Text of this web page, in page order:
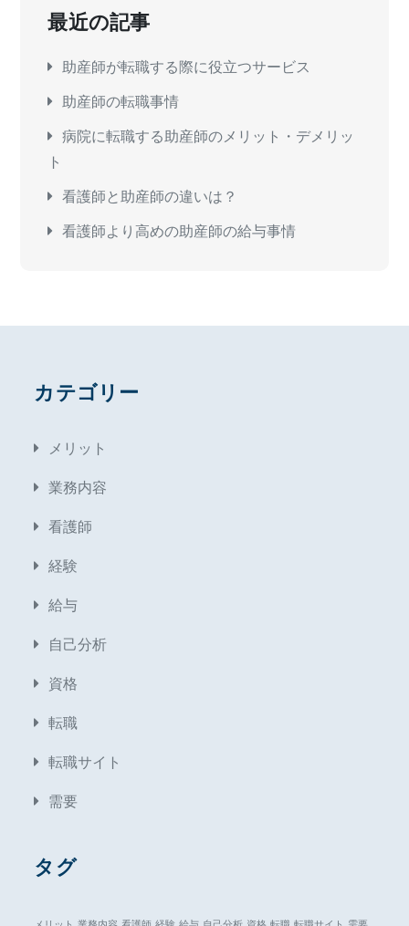
最近の記事
助産師が転職する際に役立つサービス
助産師の転職事情
病院に転職する助産師のメリット・デメリッ
ト
看護師と助産師の違いは？
看護師より高めの助産師の給与事情
カテゴリー
メリット
業務内容
看護師
経験
給与
自己分析
資格
転職
転職サイト
需要
タグ